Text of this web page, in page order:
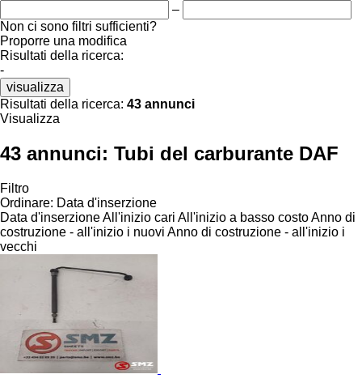
–
Non ci sono filtri sufficienti?
Proporre una modifica
Risultati della ricerca:
-
visualizza
Risultati della ricerca: 43 annunci
Visualizza
43 annunci: Tubi del carburante DAF
Filtro
Ordinare: Data d'inserzione
Data d'inserzioneAll'inizio cari All'inizio a basso costoAnno di
costruzione - all'inizio i nuovi Anno di costruzione - all'inizio i
vecchi